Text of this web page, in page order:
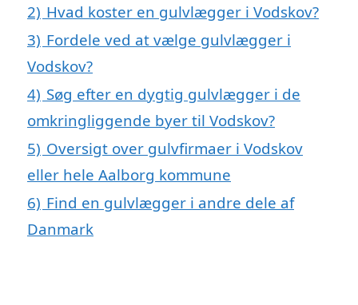
2) Hvad koster en gulvlægger i Vodskov?
3) Fordele ved at vælge gulvlægger i
Vodskov?
4) Søg efter en dygtig gulvlægger i de
omkringliggende byer til Vodskov?
5) Oversigt over gulvfirmaer i Vodskov
eller hele Aalborg kommune
6) Find en gulvlægger i andre dele af
Danmark